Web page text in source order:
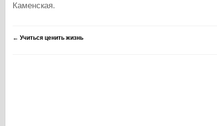
Каменская.
← Учиться ценить жизнь